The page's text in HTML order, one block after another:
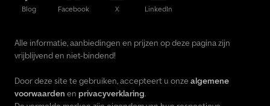
Blog Facebook X LinkedIn
Alle informatie, aanbiedingen en prijzen op deze pagina zijn
vrijblijvend en niet-bindend!
Door deze site te gebruiken, accepteert u onze algemene
voorwaarden en privacyverklaring.